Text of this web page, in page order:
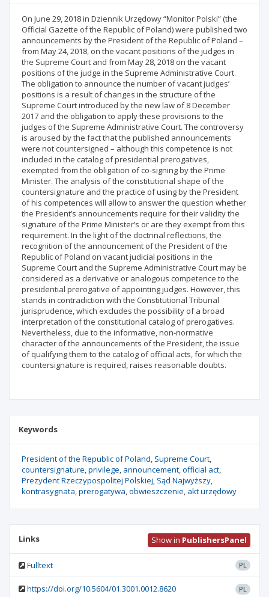
On June 29, 2018 in Dziennik Urzędowy “Monitor Polski” (the
Official Gazette of the Republic of Poland) were published two
announcements by the President of the Republic of Poland –
from May 24, 2018, on the vacant positions of the judges in
the Supreme Court and from May 28, 2018 on the vacant
positions of the judge in the Supreme Administrative Court.
The obligation to announce the number of vacant judges’
positions is a result of changes in the structure of the
Supreme Court introduced by the new law of 8 December
2017 and the obligation to apply these provisions to the
judges of the Supreme Administrative Court. The controversy
is aroused by the fact that the published announcements
were not countersigned – although this competence is not
included in the catalog of presidential prerogatives,
exempted from the obligation of co-signing by the Prime
Minister. The analysis of the constitutional shape of the
countersignature and the practice of using by the President
of his competences will allow to answer the question whether
the President’s announcements require for their validity the
signature of the Prime Minister’s or are they exempt from this
requirement. In the light of the doctrinal reflections, the
recognition of the announcement of the President of the
Republic of Poland on vacant judicial positions in the
Supreme Court and the Supreme Administrative Court may be
considered as a derivative or analogous competence to the
presidential prerogative of appointing judges. However, this
stands in contradiction with the Constitutional Tribunal
jurisprudence, which excludes the possibility of a broad
interpretation of the constitutional catalog of prerogatives.
Nevertheless, due to the informative, non-normative
character of the announcements of the President, the issue
of qualifying them to the catalog of official acts, for which the
countersignature is required, raises reasonable doubts.
Keywords
President of the Republic of Poland Supreme Court
countersignature privilege announcement official act
Prezydent Rzeczypospolitej Polskiej Sąd Najwyższy
kontrasygnata prerogatywa obwieszczenie akt urzędowy
Links Show in PublishersPanel
Fulltext PL
https://doi.org/10.5604/01.3001.0012.8620 PL